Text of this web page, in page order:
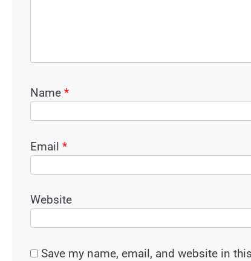
Name *
Email *
Website
Save my name, email, and website in